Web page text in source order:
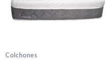
Colchones